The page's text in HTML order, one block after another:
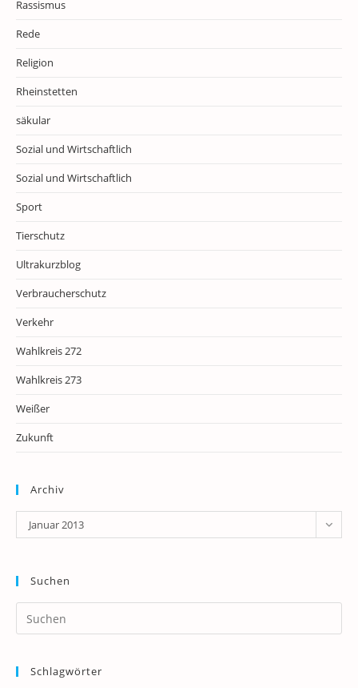
Rassismus
Rede
Religion
Rheinstetten
säkular
Sozial und Wirtschaftlich
Sozial und Wirtschaftlich
Sport
Tierschutz
Ultrakurzblog
Verbraucherschutz
Verkehr
Wahlkreis 272
Wahlkreis 273
Weißer
Zukunft
Archiv
Archiv
Januar 2013
Suchen
Schlagwörter